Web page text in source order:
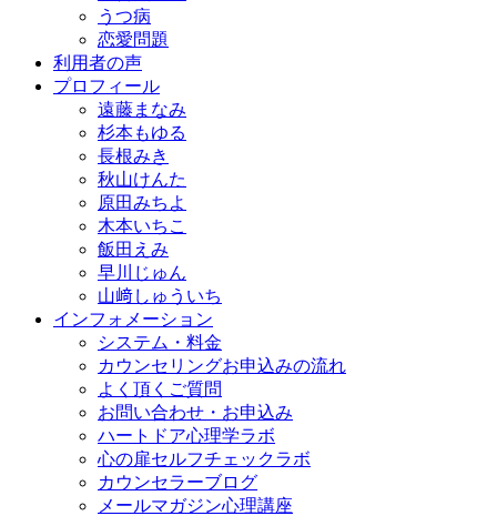
うつ病
恋愛問題
利用者の声
プロフィール
遠藤まなみ
杉本もゆる
長根みき
秋山けんた
原田みちよ
木本いちこ
飯田えみ
早川じゅん
山﨑しゅういち
インフォメーション
システム・料金
カウンセリングお申込みの流れ
よく頂くご質問
お問い合わせ・お申込み
ハートドア心理学ラボ
心の扉セルフチェックラボ
カウンセラーブログ
メールマガジン心理講座